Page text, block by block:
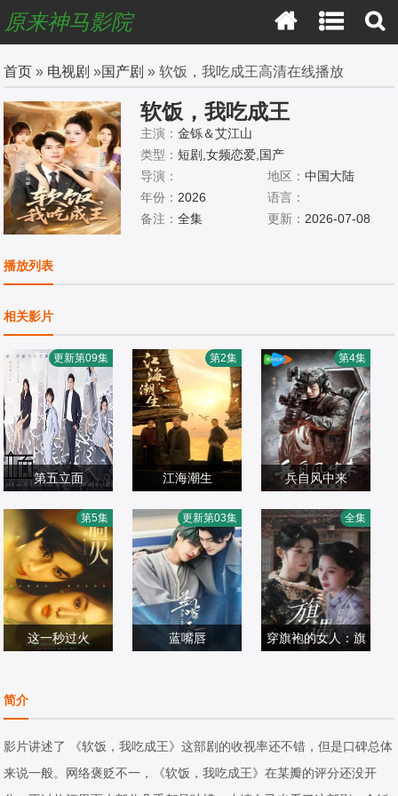
原来神马影院
首页 » 电视剧 »国产剧 » 软饭，我吃成王高清在线播放
软饭，我吃成王
主演：金铄＆艾江山
类型：短剧,女频恋爱,国产
导演：
地区： 中国大陆
年份： 2026
语言：
备注：全集 更新： 2026-07-08
播放列表
相关影片
第五立面
王之一
国产剧
2026/中国大陆
更新第09集
江海潮生
平,,王鸥,海一天
国产剧
2026/中国大陆
第2集
兵自风中来
岱,史兰芽,刘奕君
国产剧
2026/中国大陆
第4集
这一秒过火
辛博,徐振轩,鹤秋,
王籽苏,胡杏儿,沙
宝亮,吴莫愁,毛孩,
鹿骐,苇青,刘令姿,
国产剧
2026/中国大陆
第5集
蓝嘴唇
2026/大陆
更新第03集
穿旗袍的女人：旗
2026/中国大陆
全集
简介
影片讲述了 《软饭，我吃成王》这部剧的收视率还不错，但是口碑总体
来说一般。网络褒贬不一，《软饭，我吃成王》在某瓣的评分还没开